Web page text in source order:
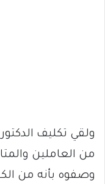
ولقي تكليف
من العاملين
وصفوه بأنه من